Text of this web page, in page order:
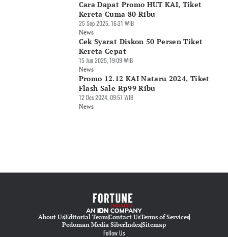
Cara Dapat Promo HUT KAI, Tiket
Kereta Cuma 80 Ribu
25 Sep 2025, 16:31 WIB
News
Cek Syarat Diskon 50 Persen Tiket
Kereta Cepat
15 Jun 2025, 19:09 WIB
News
Promo 12.12 KAI Nataru 2024, Tiket
Flash Sale Rp99 Ribu
12 Des 2024, 09:57 WIB
News
About UsEditorial TeamContact UsTerms of Services
Pedoman Media SiberIndexSitemap
Follow Us